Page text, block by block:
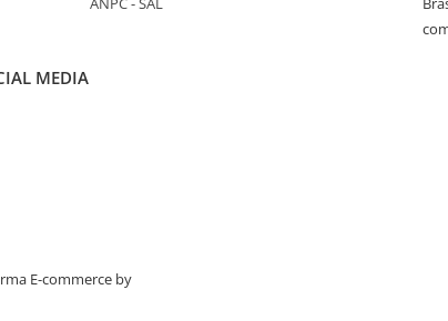
MEDIA
E-commerce by